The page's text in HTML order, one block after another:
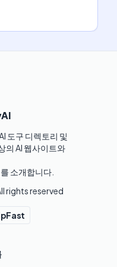
도구 디렉토리 및
의 AI 웹사이트와
소개합니다.
rights reserved